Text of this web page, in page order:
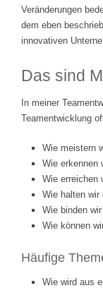
Veränderungen
dem eben
innovativen
Das sind
In meiner
Teamentwicklung
Wie meistern
Wie erkennen
Wie erreichen
Wie halten wir
Wie binden
Wie können
Häufige
Wie wird aus